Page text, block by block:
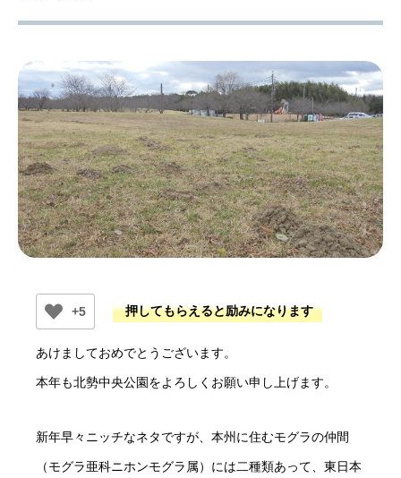
+5
あけましておめでとうございます。
本年も北勢中央公園をよろしくお願い申し上げます。
新年早々ニッチなネタですが、本州に住むモグラの仲間
（モグラ亜科ニホンモグラ属）には二種類あって、東日本